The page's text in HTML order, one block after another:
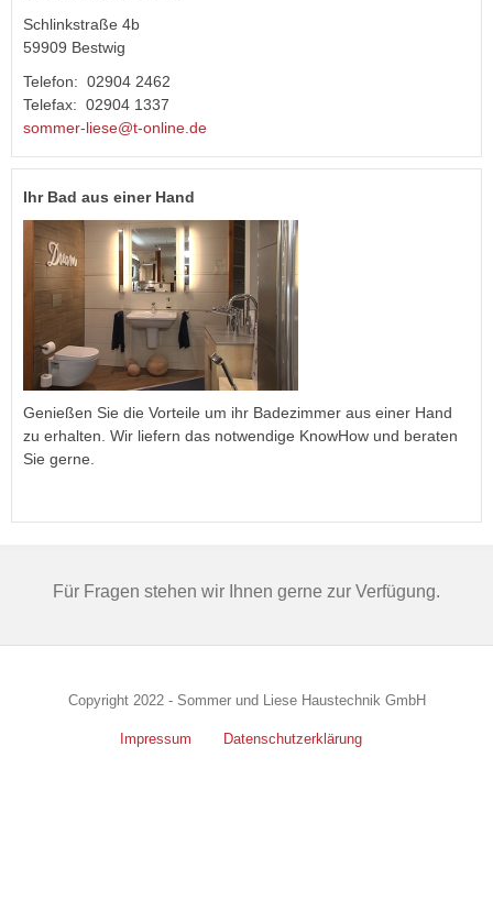
Schlinkstraße 4b
59909 Bestwig
Telefon: 02904 2462
Telefax: 02904 1337
sommer-liese@t-online.de
Ihr Bad aus einer Hand
Genießen Sie die Vorteile um ihr Badezimmer aus einer Hand
zu erhalten. Wir liefern das notwendige KnowHow und beraten
Sie gerne.
Für Fragen stehen wir Ihnen gerne zur Verfügung.
Copyright 2022 - Sommer und Liese Haustechnik GmbH
Impressum Datenschutzerklärung